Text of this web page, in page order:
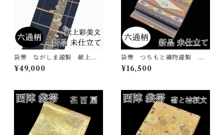
袋帯 ながしま謹製 献上彩
美文 六通柄 西陣 正絹
日本製 長嶋成織物 吉祥
¥49,000
袋帯 つちもと織物謹製 南
天 六通柄 西陣 正絹 日
本製 未仕立て
¥16,500